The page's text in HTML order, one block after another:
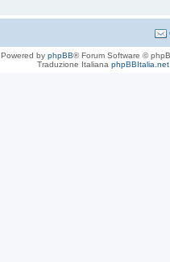
Powered by phpBB® Forum Software ©
Traduzione Italiana phpBBItalia.net